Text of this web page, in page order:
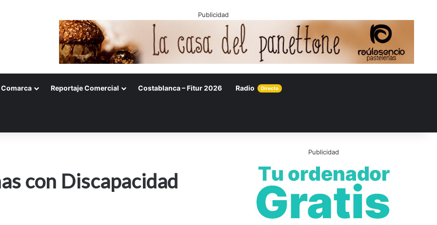
Publicidad
Comarca Reportaje Comercial Costablanca – Fitur 2026 Radio Directo
con Discapacidad
Publicidad